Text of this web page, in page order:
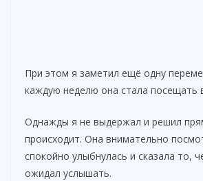
При этом я заметил ещё одну
каждую неделю она стала посещать
Однажды я не выдержал и решил
происходит. Она внимательно
спокойно улыбнулась и сказала то,
ожидал услышать.